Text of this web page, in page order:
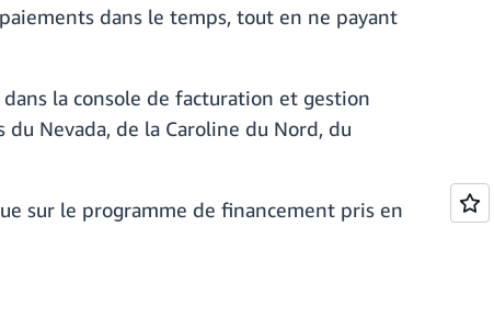
dans le temps, tout en ne payant
la console de facturation et gestion
Nevada, de la Caroline du Nord, du
sur le programme de financement pris en